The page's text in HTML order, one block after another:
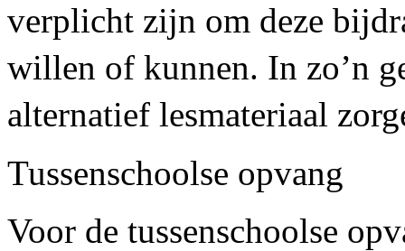
verplicht zijn om deze
willen of kunnen. In zo’n
alternatief lesmateriaal
Tussenschoolse opvang
Voor de tussenschoolse